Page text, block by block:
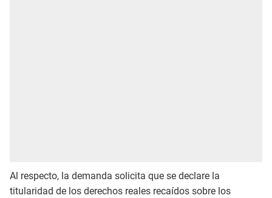
Al respecto, la demanda solicita que se declare la
titularidad de los derechos reales recaídos sobre los